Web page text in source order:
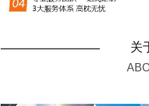
关